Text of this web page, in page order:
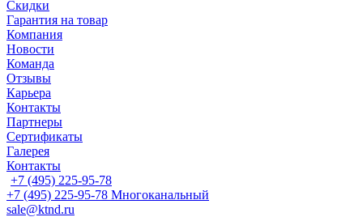
Скидки
Гарантия на товар
Компания
Новости
Команда
Отзывы
Карьера
Контакты
Партнеры
Сертификаты
Галерея
Контакты
+7 (495) 225-95-78
+7 (495) 225-95-78 Многоканальный
sale@ktnd.ru